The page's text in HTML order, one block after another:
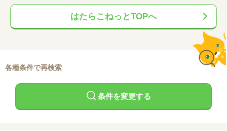
はたらこねっとTOPへ
各種条件で再検索
条件を変更する